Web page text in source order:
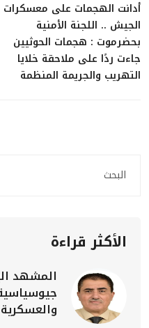
أدانت الهجمات على معسكرات
الجيش .. اللجنة الأمنية
بحضرموت : هجمات الحوثيين
جاءت ردًا على ملاحقة خلايا
التهريب والجريمة المنظمة
الأكثر قراءة
المشهد
والعسكرية